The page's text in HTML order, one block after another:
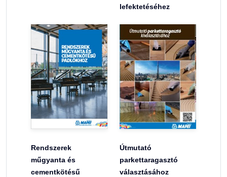
lefektetéséhez
Rendszerek
műgyanta és
cementkötésű
Útmutató
parkettaragasztó
választásához